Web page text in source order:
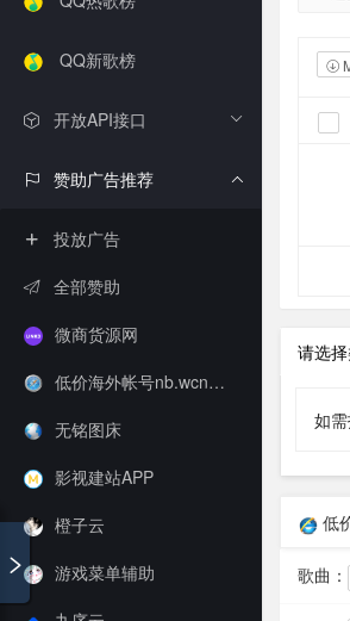
QQ新歌榜
开放API接口
赞助广告推荐
投放广告
全部赞助
微商货源网
低价海外帐号nb.wcnmb.sbs
无铭图床
影视建站APP
橙子云
游戏菜单辅助